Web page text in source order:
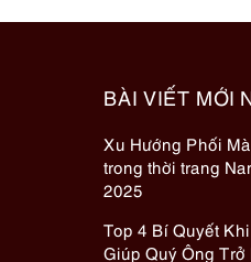
BÀI VIẾT MỚI
Xu Hướng Phối
trong thời trang
2025
Top 4 Bí Quyết
Giúp Quý Ông